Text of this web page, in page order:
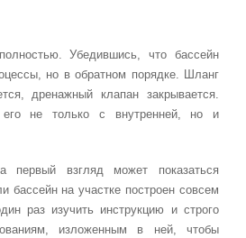
Убедившись, что бассейн
но в обратном порядке. Шланг
дренажный клапан закрывается.
его не только с внутренней, но и
взгляд может показаться
бассейн на участке построен совсем
раз изучить инструкцию и строго
изложенным в ней, чтобы